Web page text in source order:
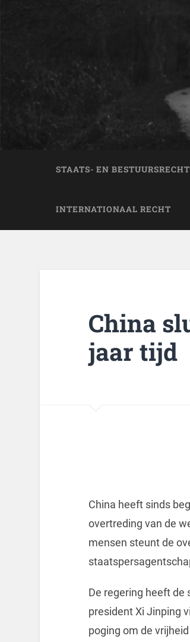
STAATS- EN BESTUURSRECHT
INTERNATIONAAL RECHT
China
jaar tijd
China heeft sinds
overtreding van de
mensen steunt de
De regering heeft de
president Xi Jinping
poging om de